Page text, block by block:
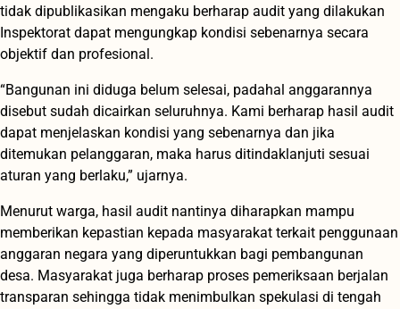
tidak dipublikasikan mengaku berharap audit yang dilakukan
Inspektorat dapat mengungkap kondisi sebenarnya secara
objektif dan profesional.
“Bangunan ini diduga belum selesai, padahal anggarannya
disebut sudah dicairkan seluruhnya. Kami berharap hasil audit
dapat menjelaskan kondisi yang sebenarnya dan jika
ditemukan pelanggaran, maka harus ditindaklanjuti sesuai
aturan yang berlaku,” ujarnya.
Menurut warga, hasil audit nantinya diharapkan mampu
memberikan kepastian kepada masyarakat terkait penggunaan
anggaran negara yang diperuntukkan bagi pembangunan
desa. Masyarakat juga berharap proses pemeriksaan berjalan
transparan sehingga tidak menimbulkan spekulasi di tengah